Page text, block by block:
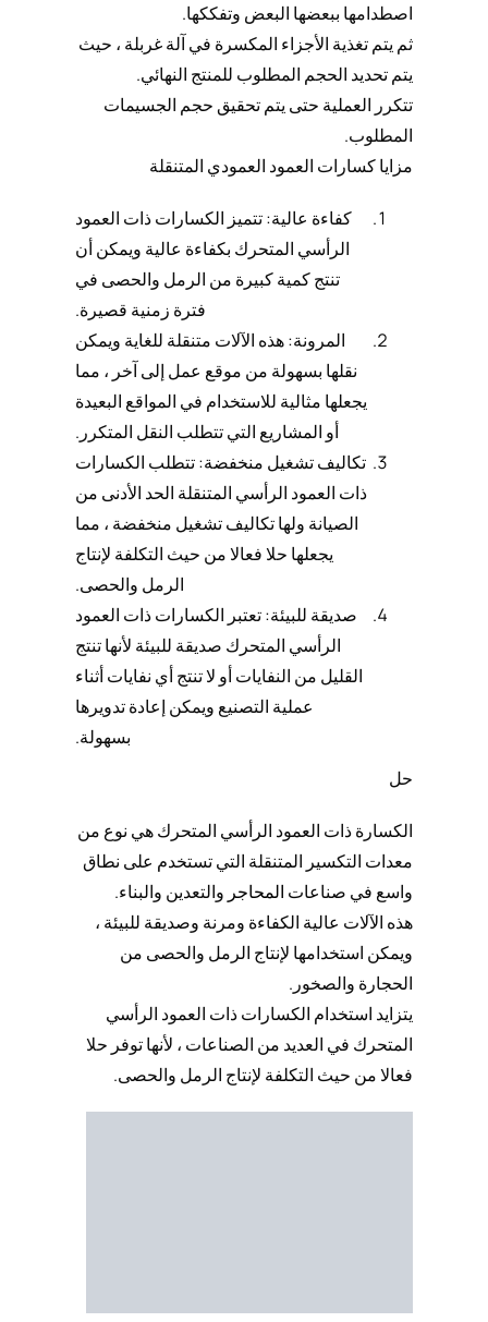
اصطدامها ببعضها البعض وتفككها.
ثم يتم تغذية الأجزاء المكسرة في آلة غربلة ، حيث
يتم تحديد الحجم المطلوب للمنتج النهائي.
تتكرر العملية حتى يتم تحقيق حجم الجسيمات
المطلوب.
مزايا كسارات العمود العمودي المتنقلة
كفاءة عالية: تتميز الكسارات ذات العمود
الرأسي المتحرك بكفاءة عالية ويمكن أن
تنتج كمية كبيرة من الرمل والحصى في
فترة زمنية قصيرة.
المرونة: هذه الآلات متنقلة للغاية ويمكن
نقلها بسهولة من موقع عمل إلى آخر ، مما
يجعلها مثالية للاستخدام في المواقع البعيدة
أو المشاريع التي تتطلب النقل المتكرر.
تكاليف تشغيل منخفضة: تتطلب الكسارات
ذات العمود الرأسي المتنقلة الحد الأدنى من
الصيانة ولها تكاليف تشغيل منخفضة ، مما
يجعلها حلا فعالا من حيث التكلفة لإنتاج
الرمل والحصى.
صديقة للبيئة: تعتبر الكسارات ذات العمود
الرأسي المتحرك صديقة للبيئة لأنها تنتج
القليل من النفايات أو لا تنتج أي نفايات أثناء
عملية التصنيع ويمكن إعادة تدويرها
بسهولة.
حل
الكسارة ذات العمود الرأسي المتحرك هي نوع من
معدات التكسير المتنقلة التي تستخدم على نطاق
واسع في صناعات المحاجر والتعدين والبناء.
هذه الآلات عالية الكفاءة ومرنة وصديقة للبيئة ،
ويمكن استخدامها لإنتاج الرمل والحصى من
الحجارة والصخور.
يتزايد استخدام الكسارات ذات العمود الرأسي
المتحرك في العديد من الصناعات ، لأنها توفر حلا
فعالا من حيث التكلفة لإنتاج الرمل والحصى.